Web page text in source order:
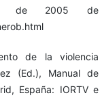
de 2005 de
de la violencia
(Ed.), Manual de
España: IORTV e